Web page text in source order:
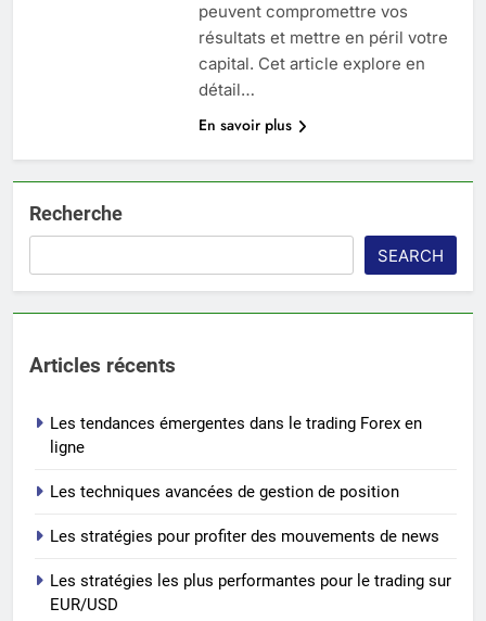
peuvent compromettre vos
résultats et mettre en péril votre
capital. Cet article explore en
détail…
En savoir plus
Recherche
SEARCH
Articles récents
Les tendances émergentes dans le trading Forex en
ligne
Les techniques avancées de gestion de position
Les stratégies pour profiter des mouvements de news
Les stratégies les plus performantes pour le trading sur
EUR/USD